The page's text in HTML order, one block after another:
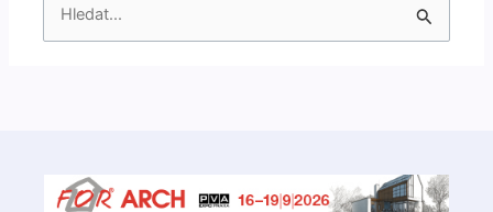
Vyhledat
pro: